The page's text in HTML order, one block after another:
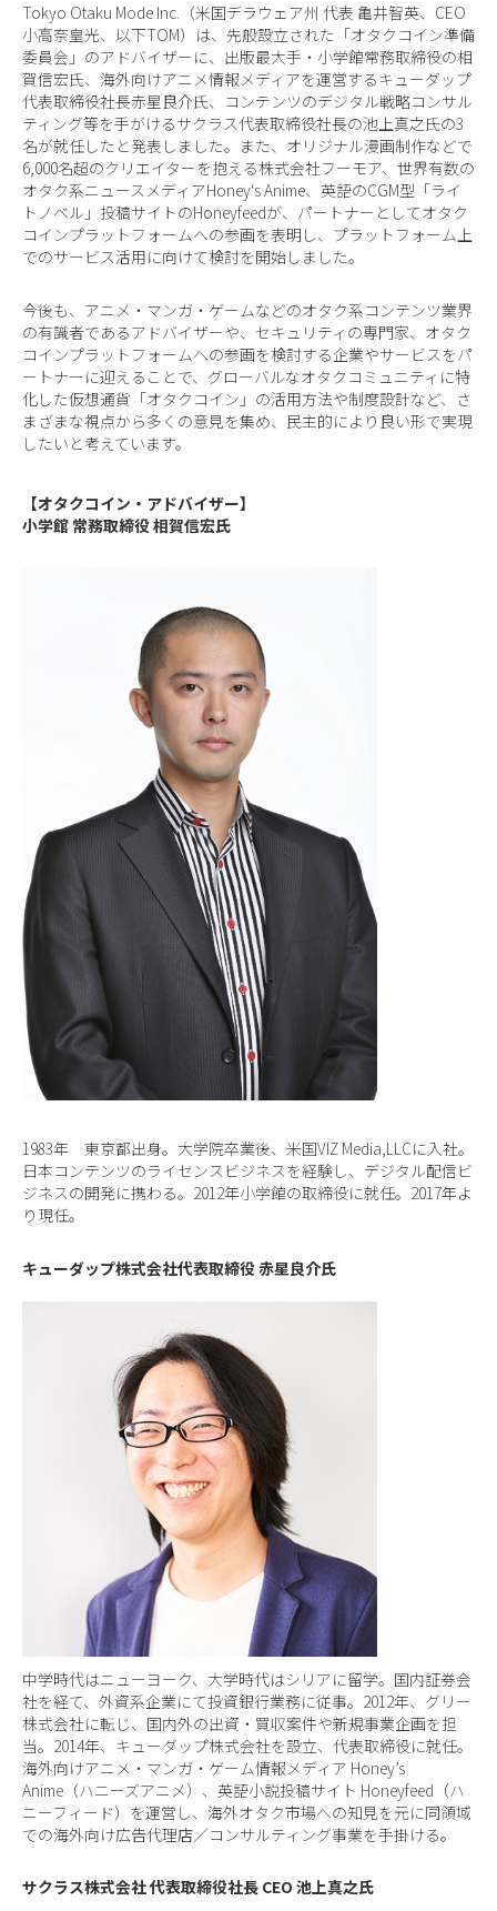
Tokyo Otaku Mode Inc.（米国デラウェア州 代表 亀井智英、CEO
小高奈皇光、以下TOM）は、先般設立された「オタクコイン準備
委員会」のアドバイザーに、出版最大手・小学館常務取締役の相
賀信宏氏、海外向けアニメ情報メディアを運営するキューダップ
代表取締役社長赤星良介氏、コンテンツのデジタル戦略コンサル
ティング等を手がけるサクラス代表取締役社長の池上真之氏の3
名が就任したと発表しました。また、オリジナル漫画制作などで
6,000名超のクリエイターを抱える株式会社フーモア、世界有数の
オタク系ニュースメディアHoney's Anime、英語のCGM型「ライ
トノベル」投稿サイトのHoneyfeedが、パートナーとしてオタク
コインプラットフォームへの参画を表明し、プラットフォーム上
でのサービス活用に向けて検討を開始しました。
今後も、アニメ・マンガ・ゲームなどのオタク系コンテンツ業界
の有識者であるアドバイザーや、セキュリティの専門家、オタク
コインプラットフォームへの参画を検討する企業やサービスをパ
ートナーに迎えることで、グローバルなオタクコミュニティに特
化した仮想通貨「オタクコイン」の活用方法や制度設計など、さ
まざまな視点から多くの意見を集め、民主的により良い形で実現
したいと考えています。
【オタクコイン・アドバイザー】
小学館 常務取締役 相賀信宏氏
1983年 東京都出身。大学院卒業後、米国VIZ Media,LLCに入社。
日本コンテンツのライセンスビジネスを経験し、デジタル配信ビ
ジネスの開発に携わる。2012年小学館の取締役に就任。2017年よ
り現任。
キューダップ株式会社代表取締役 赤星良介氏
中学時代はニューヨーク、大学時代はシリアに留学。国内証券会
社を経て、外資系企業にて投資銀行業務に従事。2012年、グリー
株式会社に転じ、国内外の出資・買収案件や新規事業企画を担
当。2014年、キューダップ株式会社を設立、代表取締役に就任。
海外向けアニメ・マンガ・ゲーム情報メディア Honey’s
Anime（ハニーズアニメ）、英語小説投稿サイト Honeyfeed（ハ
ニーフィード）を運営し、海外オタク市場への知見を元に同領域
での海外向け広告代理店／コンサルティング事業を手掛ける。
サクラス株式会社 代表取締役社長 CEO 池上真之氏